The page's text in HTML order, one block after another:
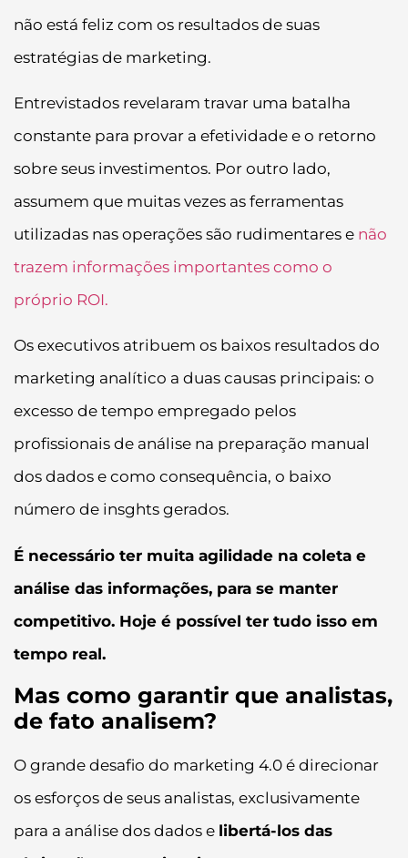
não está feliz com os resultados de suas
estratégias de marketing.
Entrevistados revelaram travar uma batalha
constante para provar a efetividade e o retorno
sobre seus investimentos. Por outro lado,
assumem que muitas vezes as ferramentas
utilizadas nas operações são rudimentares e não
trazem informações importantes como o
próprio ROI.
Os executivos atribuem os baixos resultados do
marketing analítico a duas causas principais: o
excesso de tempo empregado pelos
profissionais de análise na preparação manual
dos dados e como consequência, o baixo
número de insghts gerados.
É necessário ter muita agilidade na coleta e
análise das informações, para se manter
competitivo. Hoje é possível ter tudo isso em
tempo real.
Mas como garantir que analistas,
de fato analisem?
O grande desafio do marketing 4.0 é direcionar
os esforços de seus analistas, exclusivamente
para a análise dos dados e libertá-los das